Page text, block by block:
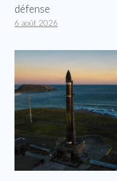
défense
6 août 2026